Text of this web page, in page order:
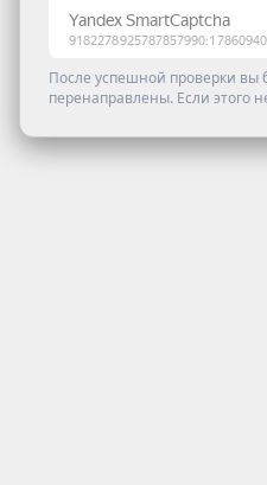
После успешной проверки вы
перенаправлены. Если этого